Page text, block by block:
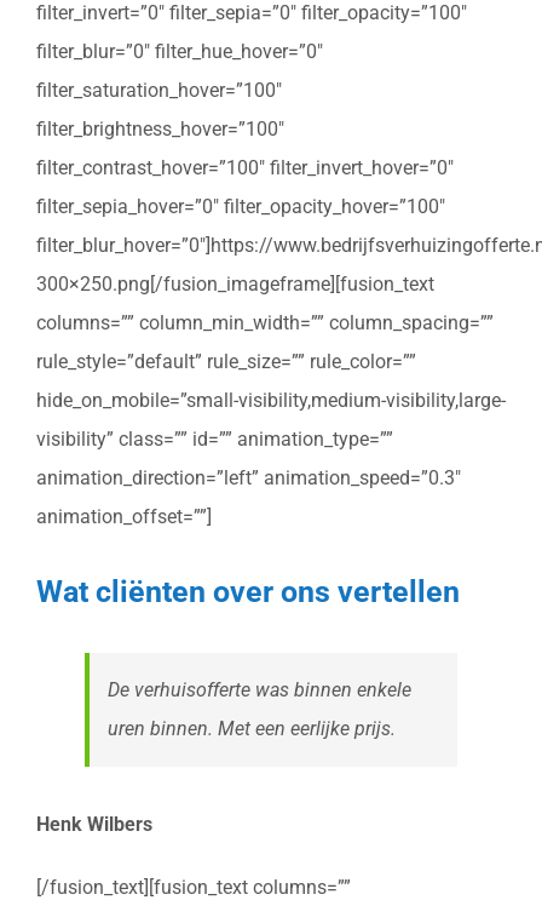
filter_invert=”0″ filter_sepia=”0″ filter_opacity=”100″
filter_blur=”0″ filter_hue_hover=”0″
filter_saturation_hover=”100″
filter_brightness_hover=”100″
filter_contrast_hover=”100″ filter_invert_hover=”0″
filter_sepia_hover=”0″ filter_opacity_hover=”100″
filter_blur_hover=”0″]https://
300×250.png[/fusion_imageframe][fusion_text
columns=”” column_min_width=”” column_spacing=””
rule_style=”default” rule_size=”” rule_color=””
hide_on_mobile=”small-visibility,medium-visibility,large-
visibility” class=”” id=”” animation_type=””
animation_direction=”left” animation_speed=”0.3″
animation_offset=””]
Wat cliënten over ons vertellen
De verhuisofferte was binnen enkele
uren binnen. Met een eerlijke prijs.
Henk Wilbers
[/fusion_text][fusion_text columns=””